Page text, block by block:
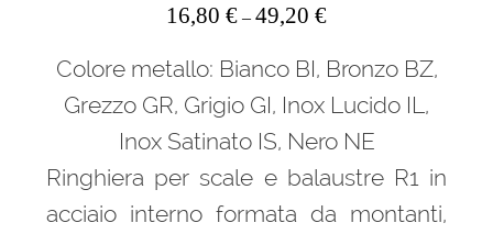
16,80 € – 49,20 €
Colore metallo: Bianco BI, Bronzo BZ,
Grezzo GR, Grigio GI, Inox Lucido IL,
Inox Satinato IS, Nero NE
Ringhiera per scale e balaustre R1 in
acciaio interno formata da montanti,